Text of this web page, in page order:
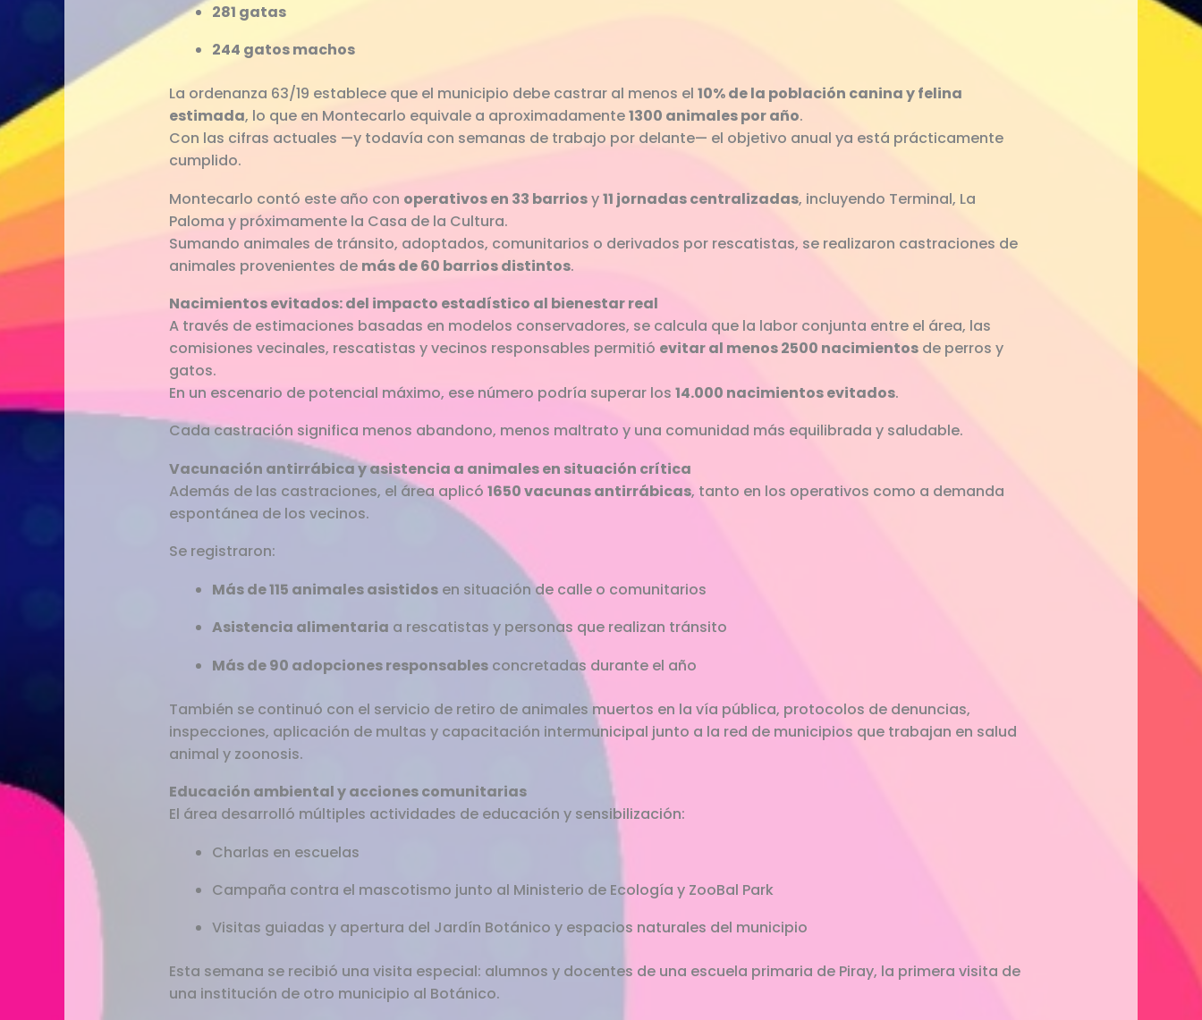
281 gatas
244 gatos machos
La ordenanza 63/19 establece que el municipio debe castrar al menos el 10% de la población canina y felina
estimada, lo que en Montecarlo equivale a aproximadamente1300 animales por año.
Con las cifras actuales —y todavía con semanas de trabajo por delante— el objetivo anual ya está prácticamente
cumplido.
Montecarlo contó este año con operativos en 33 barriosy11 jornadas centralizadas, incluyendo Terminal, La
Paloma y próximamente la Casa de la Cultura.
Sumando animales de tránsito, adoptados, comunitarios o derivados por rescatistas, se realizaron castraciones de
animales provenientes de más de 60 barrios distintos.
Nacimientos evitados: del impacto estadístico al bienestar real
A través de estimaciones basadas en modelos conservadores, se calcula que la labor conjunta entre el área, las
comisiones vecinales, rescatistas y vecinos responsables permitió evitar al menos 2500 nacimientosde perros y
gatos.
En un escenario de potencial máximo, ese número podría superar los 14.000 nacimientos evitados.
Cada castración significa menos abandono, menos maltrato y una comunidad más equilibrada y saludable.
Vacunación antirrábica y asistencia a animales en situación crítica
Además de las castraciones, el área aplicó 1650 vacunas antirrábicas, tanto en los operativos como a demanda
espontánea de los vecinos.
Se registraron:
Más de 115 animales asistidosen situación de calle o comunitarios
Asistencia alimentaria a rescatistas y personas que realizan tránsito
Más de 90 adopciones responsablesconcretadas durante el año
También se continuó con el servicio de retiro de animales muertos en la vía pública, protocolos de denuncias,
inspecciones, aplicación de multas y capacitación intermunicipal junto a la red de municipios que trabajan en salud
animal y zoonosis.
Educación ambiental y acciones comunitarias
El área desarrolló múltiples actividades de educación y sensibilización:
Charlas en escuelas
Campaña contra el mascotismo junto al Ministerio de Ecología y ZooBal Park
Visitas guiadas y apertura del Jardín Botánico y espacios naturales del municipio
Esta semana se recibió una visita especial: alumnos y docentes de una escuela primaria de Piray, la primera visita de
una institución de otro municipio al Botánico.